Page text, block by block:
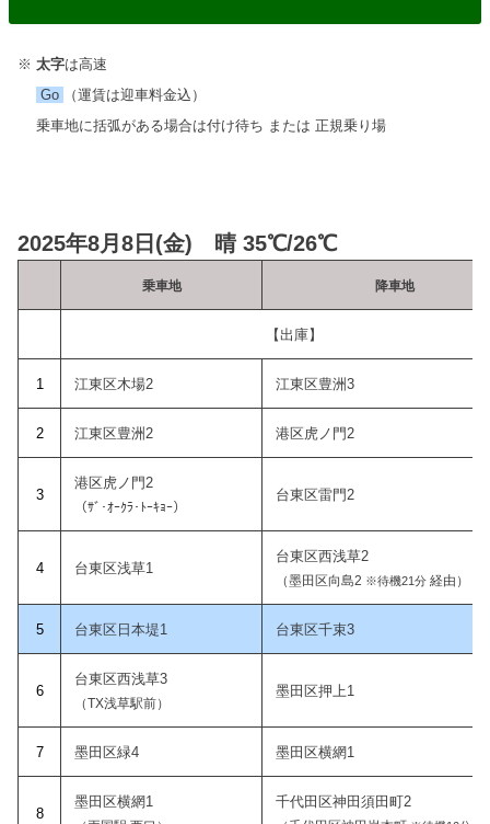
※太字は高速
Go
（運賃は迎車料金込）
乗車地に括弧がある場合は付け待ち または 正規乗り場
2025年8月8日(金) 晴 35℃/26℃
乗車地 降車地
【出庫】
1 江東区木場2 江東区豊洲3
2 江東区豊洲2 港区虎ノ門2
3
港区虎ノ門2
（ｻﾞ･ｵｰｸﾗ･ﾄｰｷｮｰ）
台東区雷門2
4 台東区浅草1
台東区西浅草2
（墨田区向島2 ※待機21分経由）
5 台東区日本堤1 台東区千束3
6
台東区西浅草3
（TX浅草駅前）
墨田区押上1
7 墨田区緑4 墨田区横網1
8
墨田区横網1 千代田区神田須田町2